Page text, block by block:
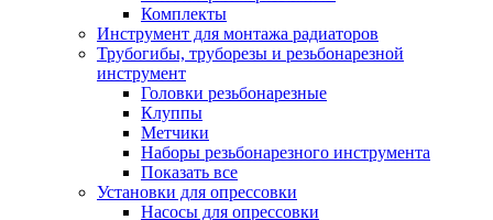
Комплекты
Инструмент для монтажа радиаторов
Трубогибы, труборезы и резьбонарезной
инструмент
Головки резьбонарезные
Клуппы
Метчики
Наборы резьбонарезного инструмента
Показать все
Установки для опрессовки
Насосы для опрессовки